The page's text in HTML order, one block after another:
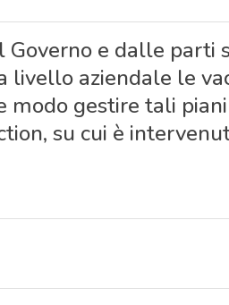
e dalle parti
aziendale le
gestire tali
su cui è